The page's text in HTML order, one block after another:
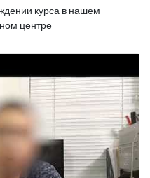
курса в нашем
центре